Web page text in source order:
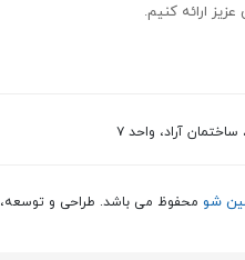
ارائه کنیم.
آراد، واحد ۷
شو محفوظ می باشد. طراحی و توسعه،